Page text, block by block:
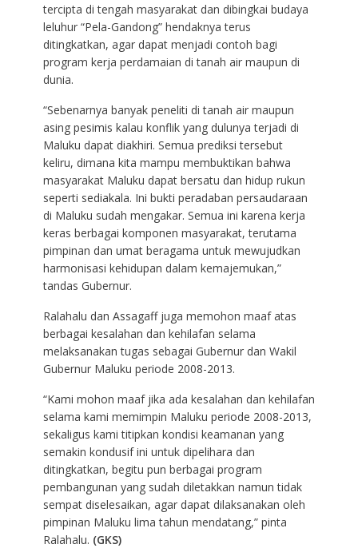
tercipta di tengah masyarakat dan dibingkai budaya
leluhur “Pela-Gandong” hendaknya terus
ditingkatkan, agar dapat menjadi contoh bagi
program kerja perdamaian di tanah air maupun di
dunia.
“Sebenarnya banyak peneliti di tanah air maupun
asing pesimis kalau konflik yang dulunya terjadi di
Maluku dapat diakhiri. Semua prediksi tersebut
keliru, dimana kita mampu membuktikan bahwa
masyarakat Maluku dapat bersatu dan hidup rukun
seperti sediakala. Ini bukti peradaban persaudaraan
di Maluku sudah mengakar. Semua ini karena kerja
keras berbagai komponen masyarakat, terutama
pimpinan dan umat beragama untuk mewujudkan
harmonisasi kehidupan dalam kemajemukan,”
tandas Gubernur.
Ralahalu dan Assagaff juga memohon maaf atas
berbagai kesalahan dan kehilafan selama
melaksanakan tugas sebagai Gubernur dan Wakil
Gubernur Maluku periode 2008-2013.
“Kami mohon maaf jika ada kesalahan dan kehilafan
selama kami memimpin Maluku periode 2008-2013,
sekaligus kami titipkan kondisi keamanan yang
semakin kondusif ini untuk dipelihara dan
ditingkatkan, begitu pun berbagai program
pembangunan yang sudah diletakkan namun tidak
sempat diselesaikan, agar dapat dilaksanakan oleh
pimpinan Maluku lima tahun mendatang,” pinta
Ralahalu. (GKS)